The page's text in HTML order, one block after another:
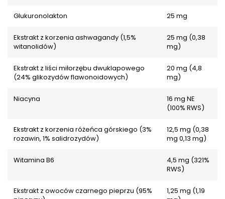
Glukuronolakton 25 mg
Ekstrakt z korzenia ashwagandy (1,5%
witanolidów)
25 mg (0,38
mg)
Ekstrakt z liści miłorzębu dwuklapowego
(24% glikozydów flawonoidowych)
20 mg (4,8
mg)
Niacyna
16 mg NE
(100% RWS)
Ekstrakt z korzenia różeńca górskiego (3%
rozawin, 1% salidrozydów)
12,5 mg (0,38
mg 0,13 mg)
Witamina B6
4,5 mg (321%
RWS)
Ekstrakt z owoców czarnego pieprzu (95%
1,25 mg (1,19